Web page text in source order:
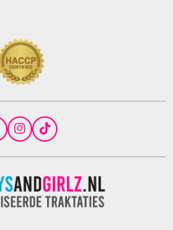
I
n
s
a
g
r
a
T
i
k
o
k